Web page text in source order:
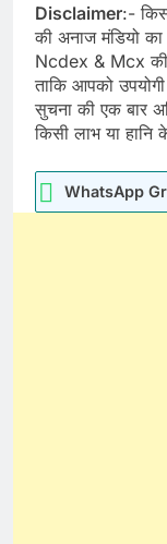
Disclaimer:-
की अनाज मंडियो का
Ncdex & Mcx की
ताकि आपको उपयोगी
सुचना की एक बार
किसी लाभ या हानि
WhatsApp